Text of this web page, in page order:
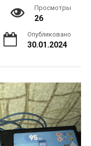
Просмотры
26
Опубликовано
30.01.2024